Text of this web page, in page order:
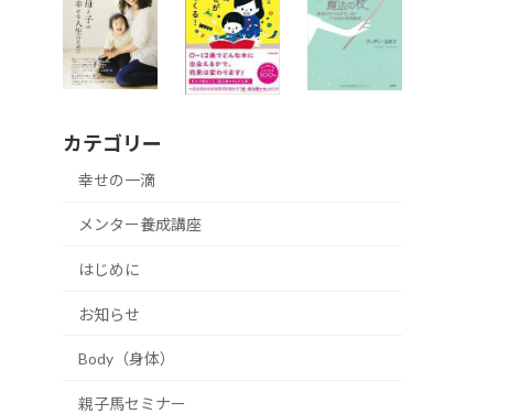
カテゴリー
幸せの一滴
メンター養成講座
はじめに
お知らせ
Body（身体）
親子馬セミナー